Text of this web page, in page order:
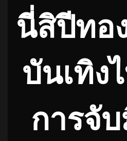
นี่สิปีทอ
บันเทิง
การจั